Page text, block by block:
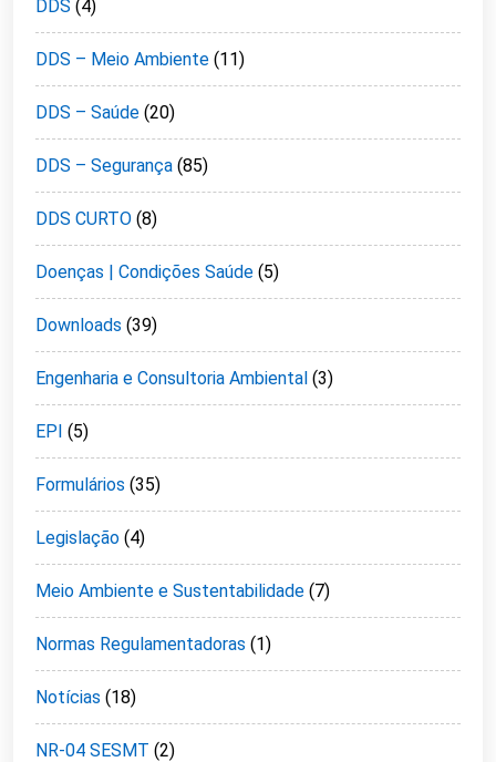
DDS (4)
DDS – Meio Ambiente (11)
DDS – Saúde (20)
DDS – Segurança (85)
DDS CURTO (8)
Doenças | Condições Saúde (5)
Downloads (39)
Engenharia e Consultoria Ambiental (3)
EPI (5)
Formulários (35)
Legislação (4)
Meio Ambiente e Sustentabilidade (7)
Normas Regulamentadoras (1)
Notícias (18)
NR-04 SESMT (2)